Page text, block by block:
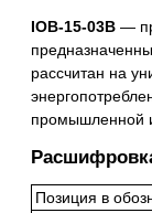
IOB-15-03B —
рассчитан на
промышленной
Позиция в